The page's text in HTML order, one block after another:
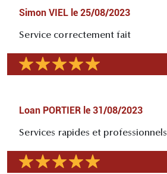
Simon VIEL le 25/08/2023
Service correctement fait
Loan PORTIER le 31/08/2023
Services rapides et professionnels